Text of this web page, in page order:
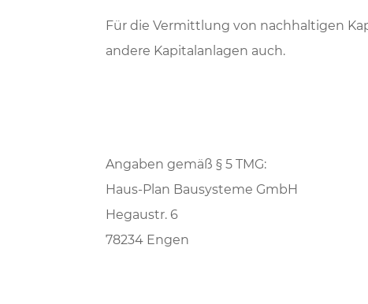
Für die Vermittlung von nachhaltigen
andere Kapitalanlagen auch.
Angaben gemäß § 5 TMG:
Haus-Plan Bausysteme GmbH
Hegaustr. 6
78234 Engen